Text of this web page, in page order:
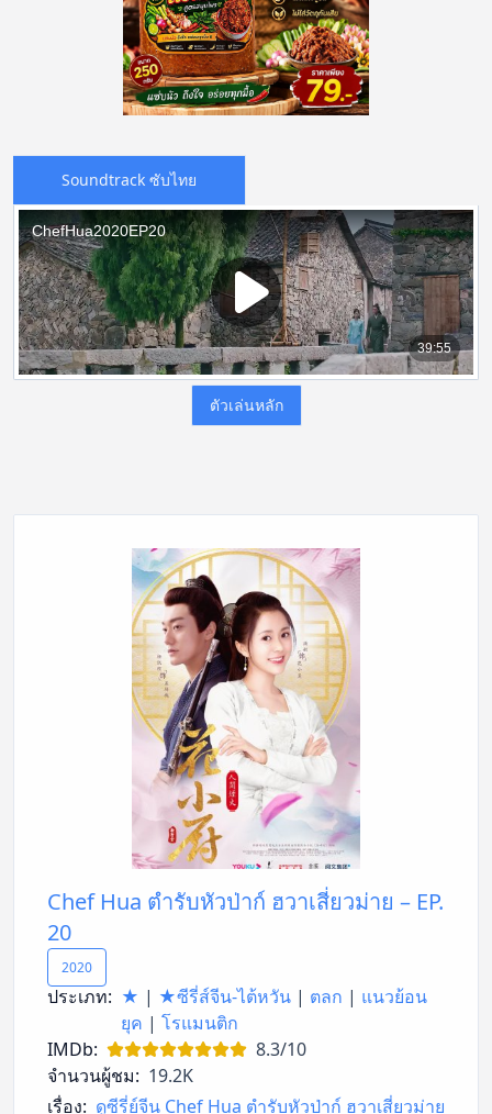
Soundtrack ซับไทย
ตัวเล่นหลัก
Chef Hua ตำรับหัวป่าก์ ฮวาเสี่ยวม่าย – EP.
20
2020
ประเภท: ★ | ★ซีรี่ส์จีน-ไต้หวัน | ตลก | แนวย้อน
ยุค | โรแมนติก
IMDb:
8.3/10
จำนวนผู้ชม: 19.2K
เรื่อง: ดูซีรี่ย์จีน Chef Hua ตำรับหัวป่าก์ ฮวาเสี่ยวม่าย